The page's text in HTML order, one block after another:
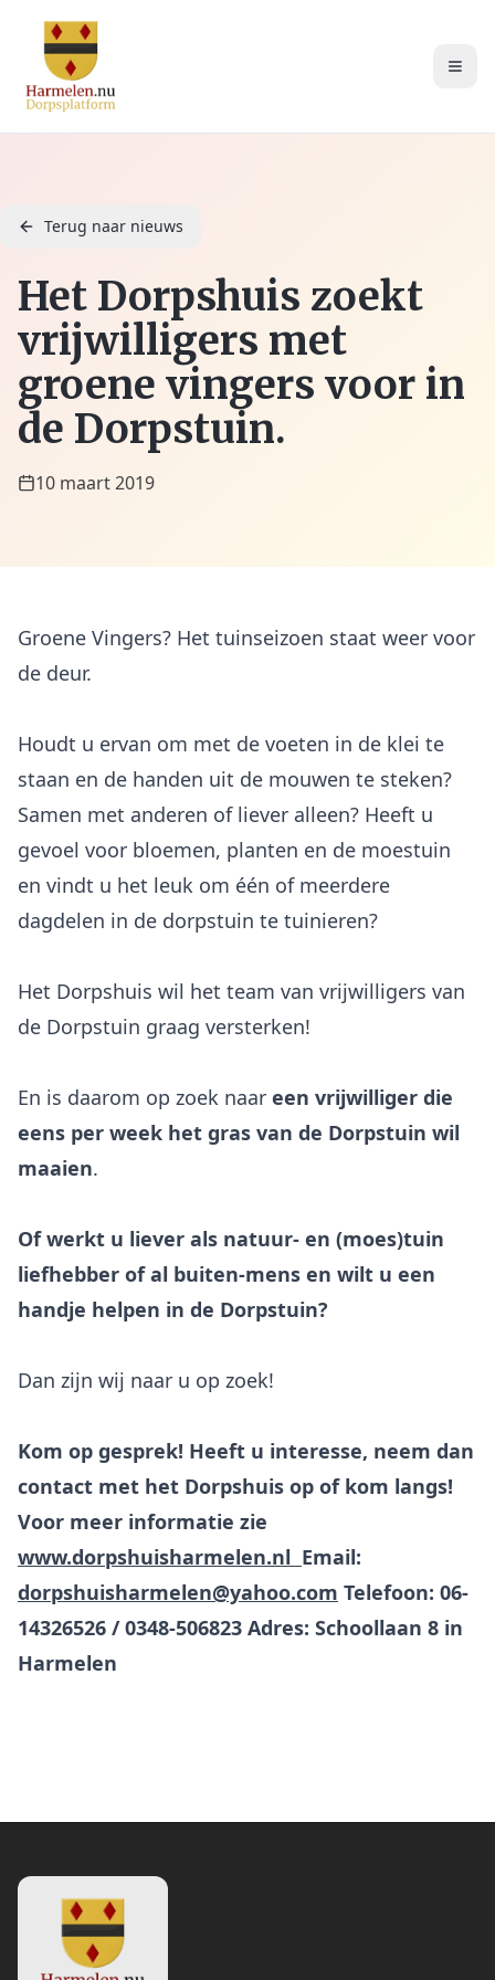
Terug naar nieuws
Het Dorpshuis zoekt
vrijwilligers met
groene vingers voor in
de Dorpstuin.
10 maart 2019
Groene Vingers? Het tuinseizoen staat weer voor
de deur.
Houdt u ervan om met de voeten in de klei te
staan en de handen uit de mouwen te steken?
Samen met anderen of liever alleen? Heeft u
gevoel voor bloemen, planten en de moestuin
en vindt u het leuk om één of meerdere
dagdelen in de dorpstuin te tuinieren?
Het Dorpshuis wil het team van vrijwilligers van
de Dorpstuin graag versterken!
En is daarom op zoek naar een vrijwilliger die
eens per week het gras van de Dorpstuin wil
maaien.
Of werkt u liever als natuur- en (moes)tuin
liefhebber of al buiten-mens en wilt u een
handje helpen in de Dorpstuin?
Dan zijn wij naar u op zoek!
Kom op gesprek! Heeft u interesse, neem dan
contact met het Dorpshuis op of kom langs!
Voor meer informatie zie
www.dorpshuisharmelen.nl Email:
dorpshuisharmelen@yahoo.com Telefoon: 06-
14326526 / 0348-506823 Adres: Schoollaan 8 in
Harmelen